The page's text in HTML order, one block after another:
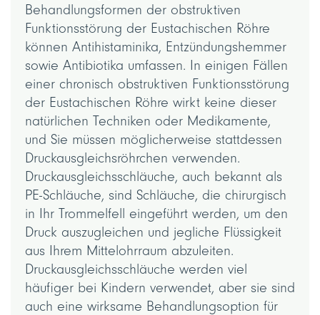
Behandlungsformen der obstruktiven
Funktionsstörung der Eustachischen Röhre
können Antihistaminika, Entzündungshemmer
sowie Antibiotika umfassen. In einigen Fällen
einer chronisch obstruktiven Funktionsstörung
der Eustachischen Röhre wirkt keine dieser
natürlichen Techniken oder Medikamente,
und Sie müssen möglicherweise stattdessen
Druckausgleichsröhrchen verwenden.
Druckausgleichsschläuche, auch bekannt als
PE-Schläuche, sind Schläuche, die chirurgisch
in Ihr Trommelfell eingeführt werden, um den
Druck auszugleichen und jegliche Flüssigkeit
aus Ihrem Mittelohrraum abzuleiten.
Druckausgleichsschläuche werden viel
häufiger bei Kindern verwendet, aber sie sind
auch eine wirksame Behandlungsoption für